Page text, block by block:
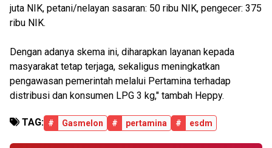
juta NIK, petani/nelayan sasaran: 50 ribu NIK, pengecer: 375
ribu NIK.
Dengan adanya skema ini, diharapkan layanan kepada
masyarakat tetap terjaga, sekaligus meningkatkan
pengawasan pemerintah melalui Pertamina terhadap
distribusi dan konsumen LPG 3 kg," tambah Heppy.
TAG: # Gasmelon # pertamina # esdm